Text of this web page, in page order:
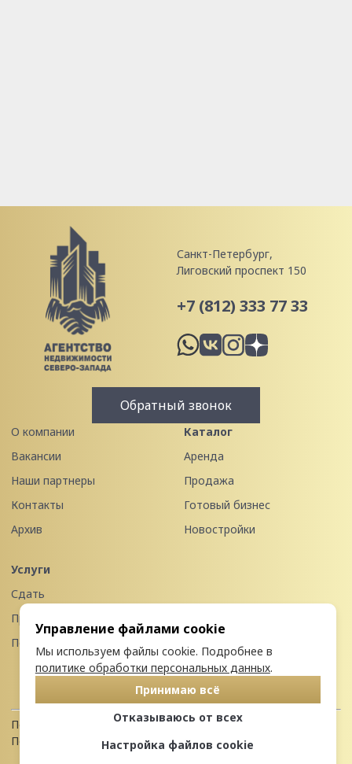
Санкт-Петербург,
Лиговский проспект 150
+7 (812) 333 77 33
Обратный звонок
О компании
Вакансии
Наши партнеры
Контакты
Архив
Каталог
Аренда
Продажа
Готовый бизнес
Новостройки
Услуги
Сдать
Продать
Передать в управление
Политика конфиденциальности
Пользовательское соглашение
Управление файлами cookie
Мы используем файлы cookie. Подробнее в
политике обработки персональных данных.
Принимаю всё
Отказываюсь от всех
Настройка файлов cookie